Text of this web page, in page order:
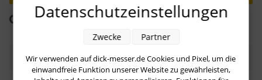
Loading... Komponenten werden geladen ...
Bewertungen
Datenschutzeinstellungen
Wir verwenden auf dick-messer.de Cookies und Pixel, um die
einwandfreie Funktion unserer Website zu gewährleisten,
Zwecke Partner